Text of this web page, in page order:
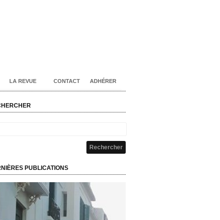
LA REVUE CONTACT ADHÉRER
PUBLICATIONS